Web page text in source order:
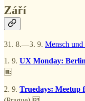
Září
31. 8.—3. 9. Mensch
1. 9. UX Monday:
🆓
2. 9. Truedays: Meetup